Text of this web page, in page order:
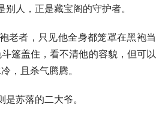
，正是藏宝阁的守护者。
者，只见他全身都笼罩在黑袍当
篷盖住，看不清他的容貌，但可以
，且杀气腾腾。
落的二大爷。